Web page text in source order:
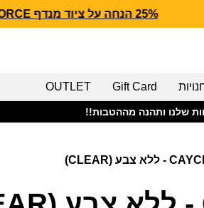
25% הנחה על ציוד מנדף CARHARTT FORCE
Gift Card
OUTLET
שלנו ותהנה מההטבות!!